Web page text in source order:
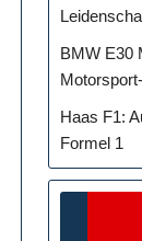
BMW E30
Haas F1:
Formel 1